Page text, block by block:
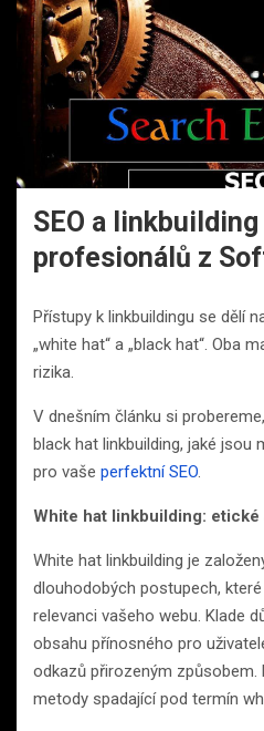
SEO a
profesionálů z
Přístupy k linkbuildingu se dělí
„white hat“ a „black hat“. Oba
rizika.
V dnešním článku si
black hat linkbuilding, jaké jsou
pro vaše perfektní SEO.
White hat linkbuilding: etické
White hat linkbuilding je
dlouhodobých postupech,
relevanci vašeho webu. Klade
obsahu přínosného pro
odkazů přirozeným způsobem.
metody spadající pod termín